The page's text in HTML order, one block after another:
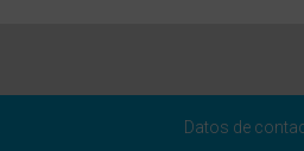
Datos de